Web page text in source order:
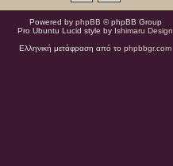
Powered by phpBB © phpBB Group
Pro Ubuntu Lucid style by Ishimaru Design
Ελληνική μετάφραση από το phpbbgr.com